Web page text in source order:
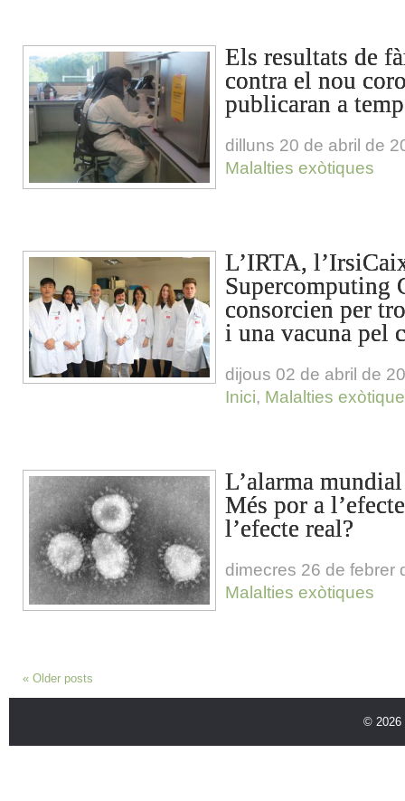
Els resultats de
contra el nou
publicaran a
dilluns 20 de abril de
Malalties exòtiques
L’IRTA,
Supercomputing
consorcien per
i una vacuna pel
dijous 02 de abril de
Inici, Malalties
L’alarma
Més por a
l’efecte real?
dimecres 26 de febrer
Malalties exòtiques
« Older posts
© 2026